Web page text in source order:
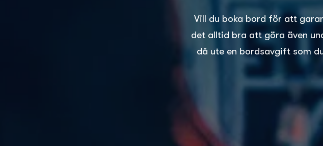
Vill du boka bord för att
det alltid bra att göra även
då ute en bordsavgift som